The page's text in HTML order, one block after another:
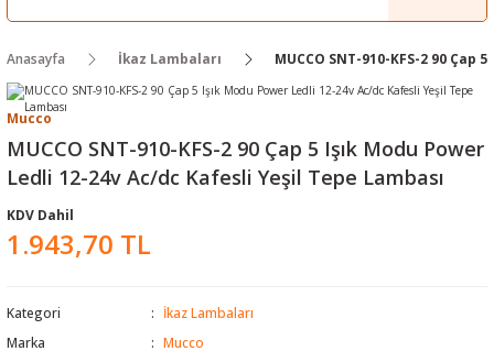
Cihazı
Kameralar
Anasayfa İkaz Lambaları MUCCO SNT-910-KFS-2 90
Mucco
MUCCO SNT-910-KFS-2 90 Çap 5 Işık Modu Power
Ledli 12-24v Ac/dc Kafesli Yeşil Tepe Lambası
KDV Dahil
1.943,70 TL
Kategori
İkaz Lambaları
Marka
Mucco